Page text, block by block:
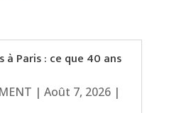
à Paris : ce que 40 ans
| Août 7, 2026|